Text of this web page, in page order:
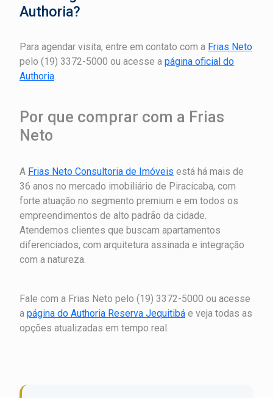
Authoria?
Para agendar visita, entre em contato com a Frias Neto
pelo (19) 3372-5000 ou acesse a página oficial do
Authoria.
Por que comprar com a Frias
Neto
A Frias Neto Consultoria de Imóveis está há mais de
36 anos no mercado imobiliário de Piracicaba, com
forte atuação no segmento premium e em todos os
empreendimentos de alto padrão da cidade.
Atendemos clientes que buscam apartamentos
diferenciados, com arquitetura assinada e integração
com a natureza.
Fale com a Frias Neto pelo (19) 3372-5000 ou acesse
a página do Authoria Reserva Jequitibá e veja todas as
opções atualizadas em tempo real.